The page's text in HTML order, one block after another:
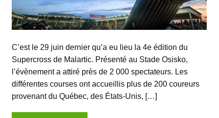
C’est le 29 juin dernier qu’a eu lieu la 4e édition du
Supercross de Malartic. Présenté au Stade Osisko,
l’évènement a attiré près de 2 000 spectateurs. Les
différentes courses ont accueillis plus de 200 coureurs
provenant du Québec, des États-Unis, […]